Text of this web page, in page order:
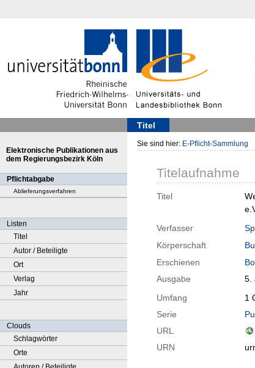
Titel
Elektronische Publikationen aus
dem Regierungsbezirk Köln
Pflichtabgabe
Ablieferungsverfahren
Listen
Titel
Autor / Beteiligte
Ort
Verlag
Jahr
Clouds
Schlagwörter
Orte
Sie sind hier: E-Pflicht-Sammlung
Titelaufnahme
Titel
Verfasser
Körperschaft
Erschienen
Ausgabe
5.
Umfang
1
Serie
URL
URN